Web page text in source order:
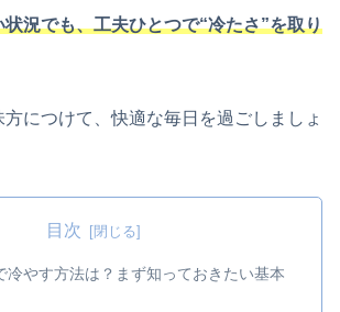
況でも、工夫ひとつで“冷たさ”を取り
につけて、快適な毎日を過ごしましょ
目次
冷やす方法は？まず知っておきたい基本